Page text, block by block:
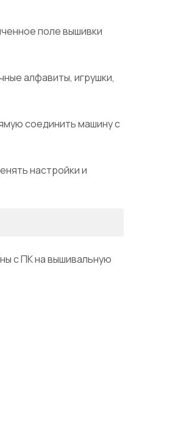
поле вышивки
алфавиты, игрушки,
соединить машину с
настройки и
с ПК на вышивальную